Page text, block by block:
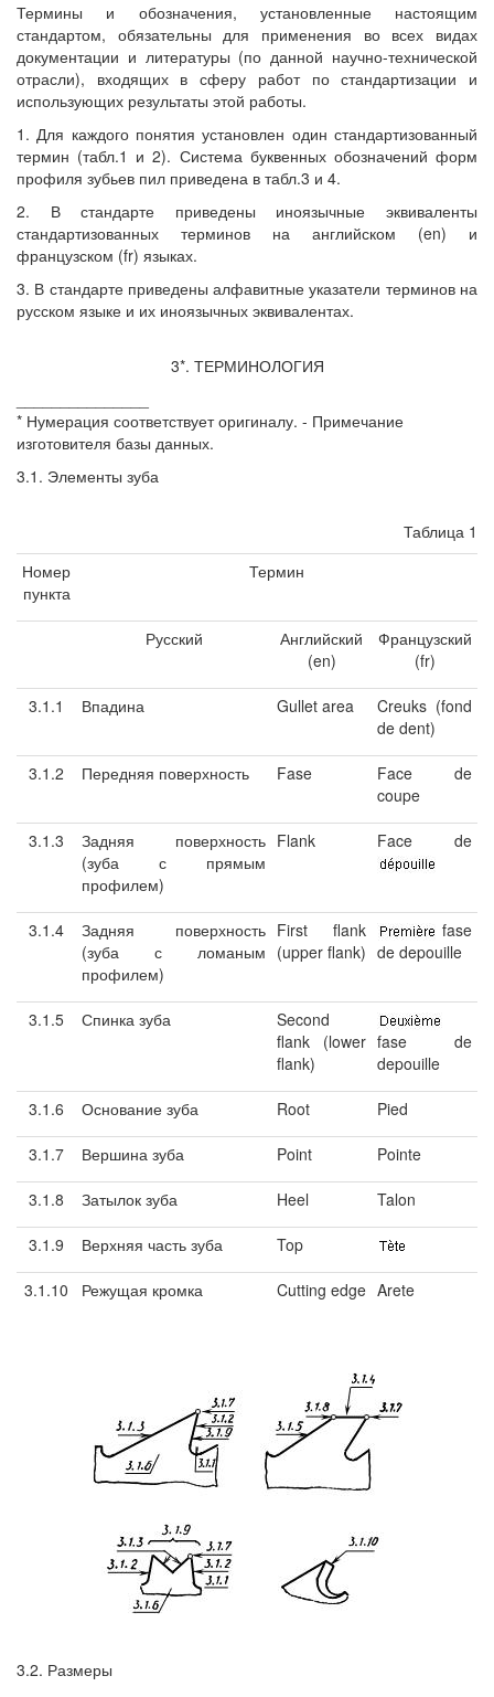
Термины и обозначения, установленные настоящим
стандартом, обязательны для применения во всех видах
документации и литературы (по данной научно-технической
отрасли), входящих в сферу работ по стандартизации и
использующих результаты этой работы.
1. Для каждого понятия установлен один стандартизованный
термин (табл.1 и 2). Система буквенных обозначений форм
профиля зубьев пил приведена в табл.3 и 4.
2. В стандарте приведены иноязычные эквиваленты
стандартизованных терминов на английском (en) и
французском (fr) языках.
3. В стандарте приведены алфавитные указатели терминов на
русском языке и их иноязычных эквивалентах.
3*. ТЕРМИНОЛОГИЯ
* Нумерация соответствует оригиналу. - Примечание
изготовителя базы данных.
3.1. Элементы зуба
Таблица 1
Номер
пункта
Термин
Русский
Английский
(en)
Французский
(fr)
3.1.1 Впадина Gullet area
Creuks (fond
de dent)
3.1.2 Передняя поверхность Fase
Face de
coupe
3.1.3
Задняя поверхность
(зуба с прямым
профилем)
Flank Face de
3.1.4
Задняя поверхность
(зуба с ломаным
профилем)
First flank
(upper flank)
fase
de depouille
3.1.5 Спинка зуба
Second
flank (lower
flank)
fase de
depouille
3.1.6 Основание зуба Root Pied
3.1.7 Вершина зуба Point Pointe
3.1.8 Затылок зуба Heel Talon
3.1.9 Верхняя часть зуба Top
3.1.10 Режущая кромка Cutting edge Arete
3.2. Размеры